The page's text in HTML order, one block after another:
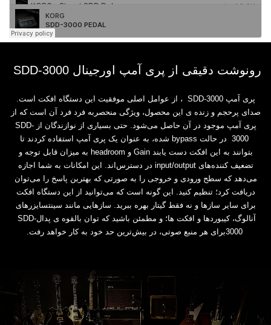
رونوشت دقیقی از پری آمپ اورجینال ‎ SDD-3000‎
پری آمپ ‎ SDD-3000‎، از عوامل اصلی موفقیت این دستگاه افکت است.
صدای پرحجم و زنده‌ ی این ‏محصول، ویژگی منحصربه‌ فرد فرد آن است که از
پری آمپ موجود در آن حاصل می‌شود. حتی بسیاری از ‏نوازندگان از ‏SDD-
3000 ‎ در حالت‎ bypass ‎شده، به عنوان یک پری آمپ استفاده کردند تا
بتوانند به این ‏افکت دست یابند‎ Gain ‎و‎ headroom ‎به میزان قابل‌ توجه و
تضعیف‌ کننده‌های‎ input/output ‎در ‏دسترس‌اند. این امکانات به شما اجازه
می‌دهد که سطح ورودی و خروجی را به صورتی که بهترین پاسخ را ‏می‌توان
دریافت کرد؛ تنظیم کنید. این گونه است که می‌توانید از این دستگاه افکت
برای سایر سازها و نه فقط ‏گیتار بهره ببرید. سازهایی مانند سینتسایزرهای
آنالوگ، کیبوردها و افکت ها؛ و مطمئن باشید که توان بالقوه ی ‏پدال‎ SDD-
3000 ‎برای هر منبع صوتی، در بیش‌ترین حد خود به کار خواهد رفت‎.‎